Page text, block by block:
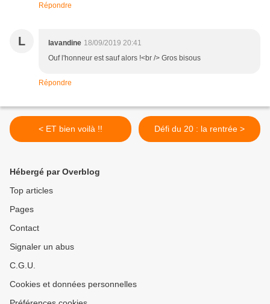
Répondre
L lavandine 18/09/2019 20:41
Ouf l'honneur est sauf alors !<br /> Gros bisous
Répondre
< ET bien voilà !! Défi du 20 : la rentrée >
Hébergé par Overblog
Top articles
Pages
Contact
Signaler un abus
C.G.U.
Cookies et données personnelles